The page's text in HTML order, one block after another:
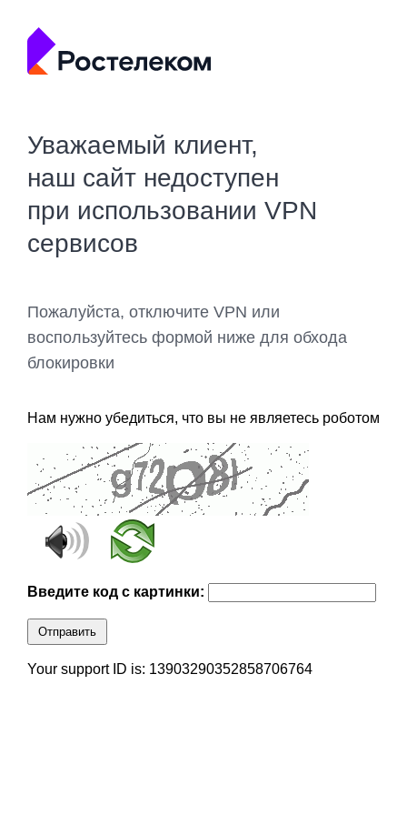
Уважаемый клиент,
наш сайт недоступен
при использовании VPN
сервисов
Пожалуйста, отключите VPN или
воспользуйтесь формой ниже для обхода
блокировки
Нам нужно убедиться, что вы не являетесь роботом
Введите код с картинки:
Отправить
Your support ID is: 13903290352858706764